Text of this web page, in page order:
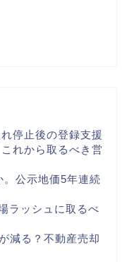
停止後の登録支援
れから取るべき営
公示地価5年連続
ラッシュに取るべ
減る？不動産売却